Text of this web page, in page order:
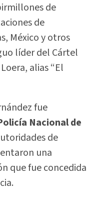
de
de
México y otros
líder del Cártel
alias “El
fue
Nacional de
de
una
que fue concedida